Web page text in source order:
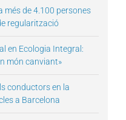
més de 4.100 persones
regularització
en Ecologia Integral:
món canviant»
conductors en la
a Barcelona